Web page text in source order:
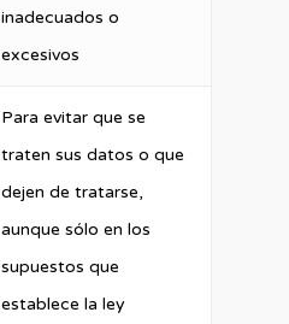
inadecuados o
excesivos
Para evitar que se
traten sus datos o que
dejen de tratarse,
aunque sólo en los
supuestos que
establece la ley